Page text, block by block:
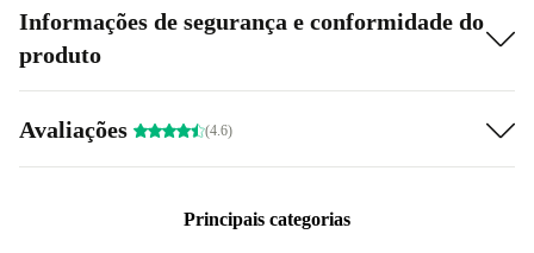
Informações de segurança e conformidade do
produto
Avaliações (4.6)
Principais categorias